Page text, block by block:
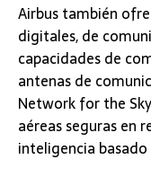
Airbus también
digitales, de
capacidades de
antenas de
Network for the
aéreas seguras en
inteligencia